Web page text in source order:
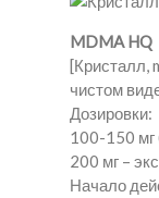
MDMA HQ
[Кристалл,
чистом
Дозировки:
100-150 мг
200 мг –
Начало